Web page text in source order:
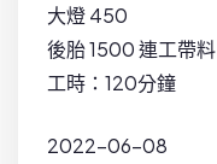
大燈 450
後胎 1500 連工帶料
工時：120分鐘
2022-06-08